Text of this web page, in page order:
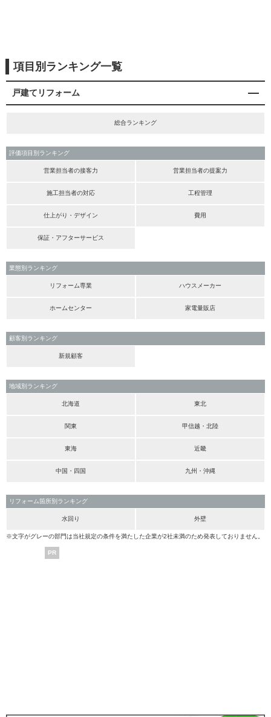
項目別ランキング一覧
戸建てリフォーム
総合ランキング
評価項目別ランキング
営業担当者の接客力 営業担当者の提案力
施工担当者の対応 工程管理
仕上がり・デザイン 費用
保証・アフターサービス
業態別ランキング
リフォーム専業 ハウスメーカー
ホームセンター 家電量販店
顧客別ランキング
新規顧客
地域別ランキング
北海道 東北
関東 甲信越・北陸
東海 近畿
中国・四国 九州・沖縄
リフォーム箇所別ランキング
水回り 外壁
※文字がグレーの部門は当社規定の条件を満たした企業が2社未満のため発表しておりません。
PR